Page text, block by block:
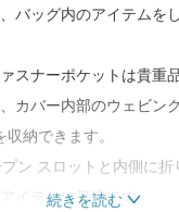
バッグ内のアイテムを
スナーポケットは貴重
カバー内部のウェビン
納できます。
ン スロットと内側に
イテムに最適です。
続きを読む